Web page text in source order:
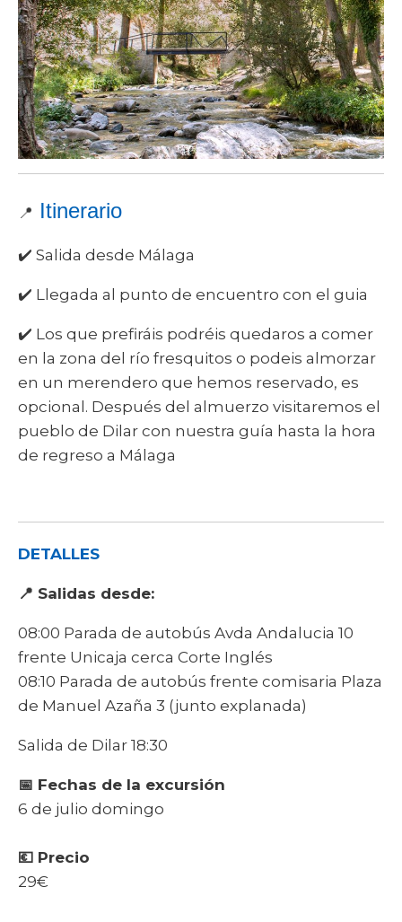
📍 Itinerario
✔️ Salida desde Málaga
✔️ Llegada al punto de encuentro con el guia
✔️ Los que prefiráis podréis quedaros a comer
en la zona del río fresquitos o podeis almorzar
en un merendero que hemos reservado, es
opcional. Después del almuerzo visitaremos el
pueblo de Dilar con nuestra guía hasta la hora
de regreso a Málaga
DETALLES
📍 Salidas desde:
08:00 Parada de autobús Avda Andalucia 10
frente Unicaja cerca Corte Inglés
08:10 Parada de autobús frente comisaria Plaza
de Manuel Azaña 3 (junto explanada)
Salida de Dilar 18:30
📅 Fechas de la excursión
6 de julio domingo
💶 Precio
29€